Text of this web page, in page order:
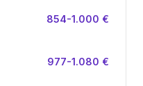
854-1.000 €
977-1.080 €